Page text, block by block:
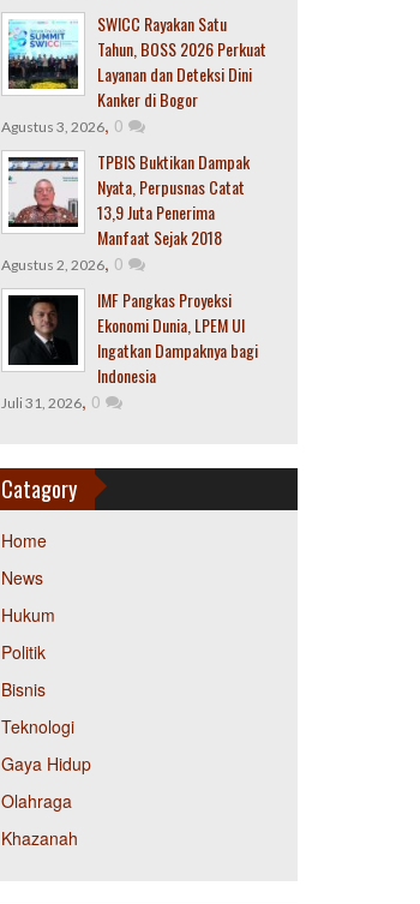
SWICC Rayakan Satu
Tahun, BOSS 2026 Perkuat
Layanan dan Deteksi Dini
Kanker di Bogor
Agustus 3, 2026, 0
TPBIS Buktikan Dampak
Nyata, Perpusnas Catat
13,9 Juta Penerima
Manfaat Sejak 2018
Agustus 2, 2026, 0
IMF Pangkas Proyeksi
Ekonomi Dunia, LPEM UI
Ingatkan Dampaknya bagi
Indonesia
Juli 31, 2026, 0
Catagory
Home
News
Hukum
Politik
Bisnis
Teknologi
Gaya Hidup
Olahraga
Khazanah